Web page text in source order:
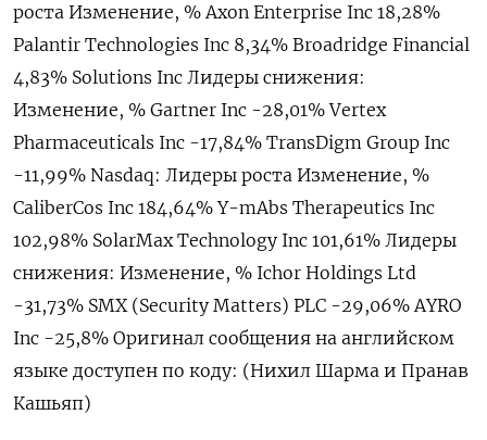
роста Изменение, % Axon Enterprise Inc 18,28%
Palantir Technologies Inc 8,34% Broadridge Financial
4,83% Solutions Inc Лидеры снижения:
Изменение, % Gartner Inc -28,01% Vertex
Pharmaceuticals Inc -17,84% TransDigm Group Inc
-11,99% Nasdaq: Лидеры роста Изменение, %
CaliberCos Inc 184,64% Y-mAbs Therapeutics Inc
102,98% SolarMax Technology Inc 101,61% Лидеры
снижения: Изменение, % Ichor Holdings Ltd
-31,73% SMX (Security Matters) PLC -29,06% AYRO
Inc -25,8% Оригинал сообщения на английском
языке доступен по коду: (Нихил Шарма и Пранав
Кашьяп)